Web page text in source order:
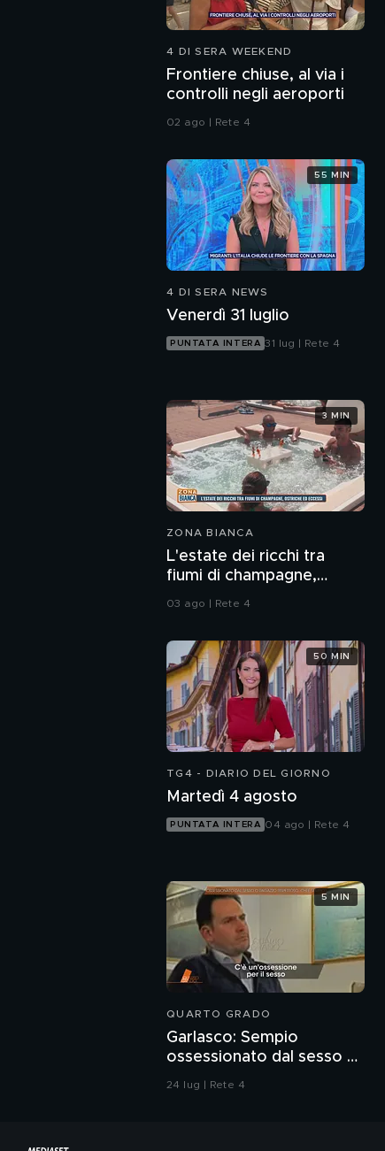
4 DI SERA WEEKEND
Frontiere chiuse, al via i
controlli negli aeroporti
02 ago | Rete 4
4 DI SERA NEWS
Venerdì 31 luglio
PUNTATA INTERA 31 lug | Rete 4
55 MIN
ZONA BIANCA
L'estate dei ricchi tra
fiumi di champagne,
ostriche ed eccessi
03 ago | Rete 4
3 MIN
TG4 - DIARIO DEL GIORNO
Martedì 4 agosto
PUNTATA INTERA 04 ago | Rete 4
50 MIN
QUARTO GRADO
Garlasco: Sempio
ossessionato dal sesso o
ragazzo rispettoso?
24 lug | Rete 4
5 MIN